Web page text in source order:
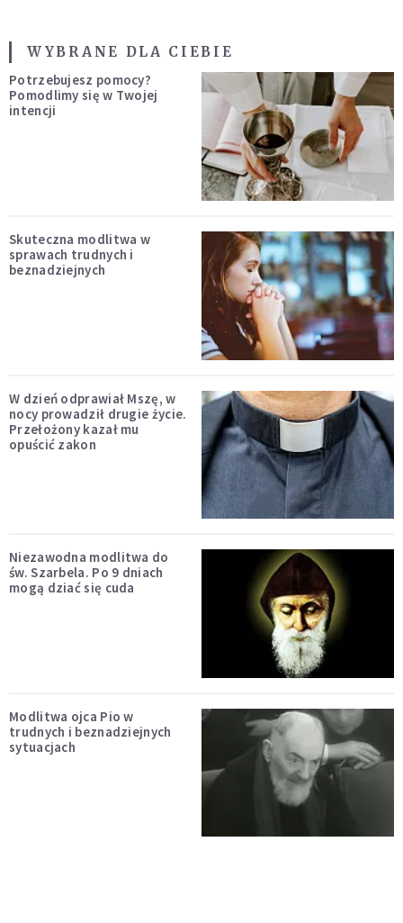
WYBRANE DLA CIEBIE
Potrzebujesz pomocy?
Pomodlimy się w Twojej
intencji
Skuteczna modlitwa w
sprawach trudnych i
beznadziejnych
W dzień odprawiał Mszę, w
nocy prowadził drugie życie.
Przełożony kazał mu
opuścić zakon
Niezawodna modlitwa do
św. Szarbela. Po 9 dniach
mogą dziać się cuda
Modlitwa ojca Pio w
trudnych i beznadziejnych
sytuacjach